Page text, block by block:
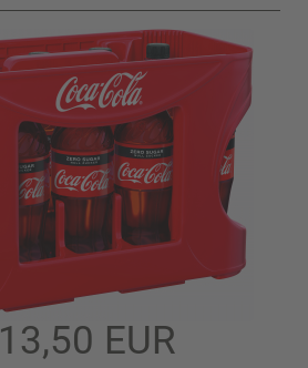
ab 13,50 EUR